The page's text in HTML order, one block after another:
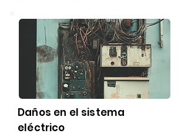
Daños en el sistema
eléctrico